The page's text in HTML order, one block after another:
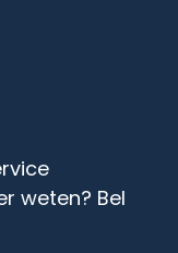
weten? Bel